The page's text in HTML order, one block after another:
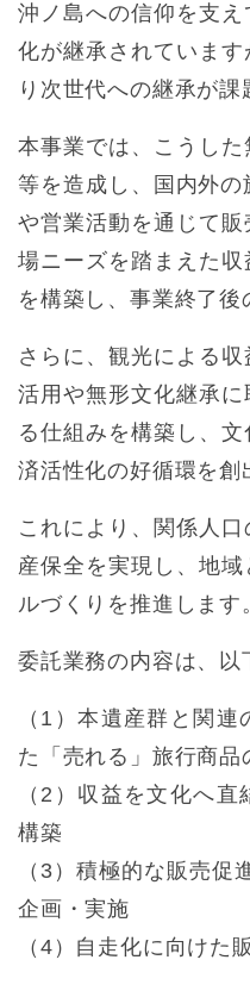
沖ノ島への信仰を支
化が継承されていま
り次世代への継承が課
本事業では、こうし
等を造成し、国内外
や営業活動を通じて
場ニーズを踏まえた
を構築し、事業終了後
さらに、観光による
活用や無形文化継承
る仕組みを構築し、
済活性化の好循環を創
これにより、関係人
産保全を実現し、地
ルづくりを推進します
委託業務の内容は、以
（1）本遺産群と関
た「売れる」旅行商品
（2）収益を文化へ
構築
（3）積極的な販売促
企画・実施
（4）自走化に向けた